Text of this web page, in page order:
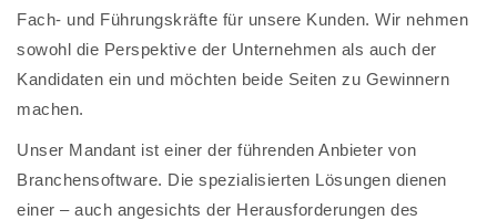
Fach- und Führungskräfte für unsere Kunden. Wir nehmen
sowohl die Perspektive der Unternehmen als auch der
Kandidaten ein und möchten beide Seiten zu Gewinnern
machen.
Unser Mandant ist einer der führenden Anbieter von
Branchensoftware. Die spezialisierten Lösungen dienen
einer – auch angesichts der Herausforderungen des